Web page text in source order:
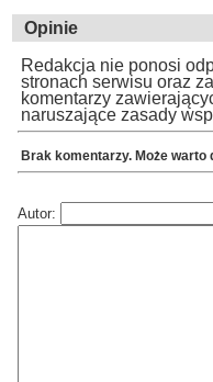
Opinie
Redakcja nie ponosi
stronach serwisu oraz
komentarzy
naruszające zasady
Brak komentarzy. Może warto
Autor: